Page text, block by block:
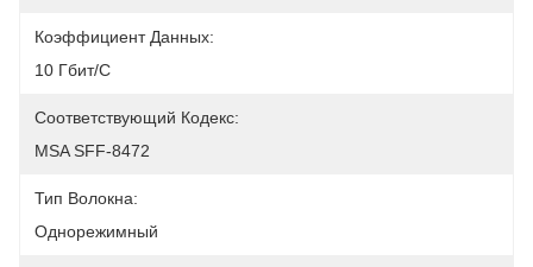
Коэффициент Данных:
10 Гбит/с
Соответствующий Кодекс:
MSA SFF-8472
Тип Волокна:
Однорежимный